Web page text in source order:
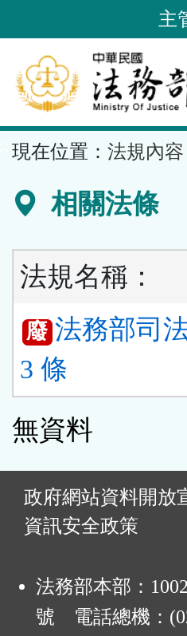
到
要
內
容
區
主
現在位置： 法規內容
相關法條
法規名稱：
廢 法務部司
3 條
無資料
政府網站資料開放
資訊安全政策
法務部本部：
號 電話總機：